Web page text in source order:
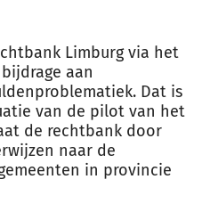
Limburg via het
aan
Dat is
van de pilot van het
de rechtbank door
naar de
in provincie